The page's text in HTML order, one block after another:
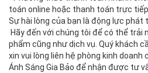
toán online hoặc thanh toán trực tiếp
Sự hài lòng của bạn là động lực phát
Hãy đến với chúng tôi để có thể trải
phẩm cũng như dịch vụ. Quý khách
xin vui lòng liên hệ phòng kinh doanh
Ánh Sáng Gia Bảo để nhận được tư